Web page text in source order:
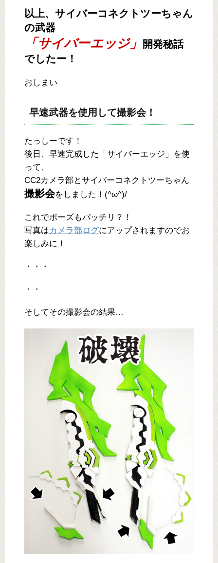
以上、サイバーコネクトツーちゃん
の武器
「サイバーエッジ」
開発秘話
でしたー！
おしまい
早速武器を使用して撮影会！
たっしーです！
後日、早速完成した「サイバーエッジ」を使
って、
CC2カメラ部とサイバーコネクトツーちゃん
撮影会をしました！(^ω^)/
これでポーズもバッチリ？！
写真はカメラ部ログにアップされますのでお
楽しみに！
・・・
・・
そしてその撮影会の結果…